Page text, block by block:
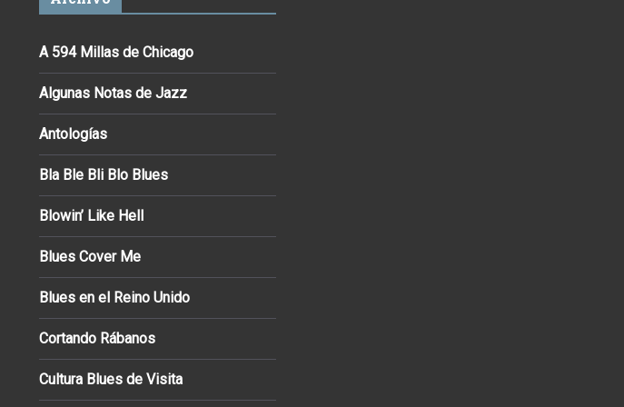
A 594 Millas de Chicago
Algunas Notas de Jazz
Antologías
Bla Ble Bli Blo Blues
Blowin’ Like Hell
Blues Cover Me
Blues en el Reino Unido
Cortando Rábanos
Cultura Blues de Visita